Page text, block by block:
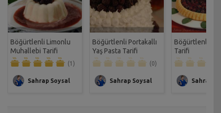
Böğürtlenli Limonlu
Muhallebi Tarifi
(1)
Sahrap Soysal
Böğürtlenli Portakallı
Yaş Pasta Tarifi
(0)
Sahrap Soysal
Böğürtlenli
Tarifi
Sahrap